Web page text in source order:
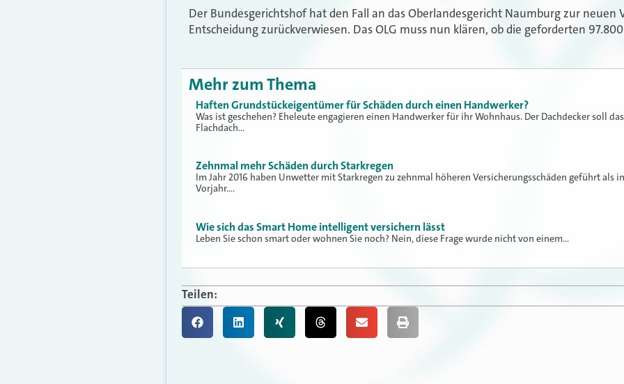
Der Bundesgerichtshof hat den Fall an das Oberlandesgericht Naumburg zur neuen
Entscheidung zurückverwiesen. Das OLG muss nun klären, ob die geforderten
Mehr zum Thema
Haften Grundstückeigentümer für Schäden durch einen Handwerker?
Was ist geschehen? Eheleute engagieren einen Handwerker für ihr Wohnhaus. Der Dachdecker soll das
Flachdach…
Zehnmal mehr Schäden durch Starkregen
Im Jahr 2016 haben Unwetter mit Starkregen zu zehnmal höheren Versicherungsschäden geführt als
Vorjahr.…
Wie sich das Smart Home intelligent versichern lässt
Leben Sie schon smart oder wohnen Sie noch? Nein, diese Frage wurde nicht von einem…
Teilen: